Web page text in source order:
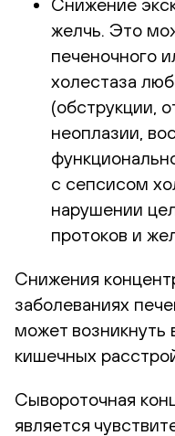
желчь. Это
печеночного
холестаза
(обструкции,
неоплазии,
с сепсисом
нарушении
протоков и
Снижения
заболеваниях
может возникнуть
кишечных
Сывороточная
является